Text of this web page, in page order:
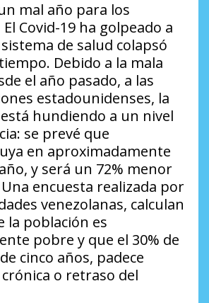
mal año para los
Covid-19 ha golpeado a
de salud colapsó
Debido a la mala
el año pasado, a las
estadounidenses, la
hundiendo a un nivel
se prevé que
en aproximadamente
y será un 72% menor
encuesta realizada por
venezolanas, calculan
la población es
pobre y que el 30% de
cinco años, padece
o retraso del